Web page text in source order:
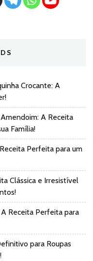
Crocante: A
A Receita
Família!
Perfeita para um
Clássica e Irresistível
Receita Perfeita para
para Roupas